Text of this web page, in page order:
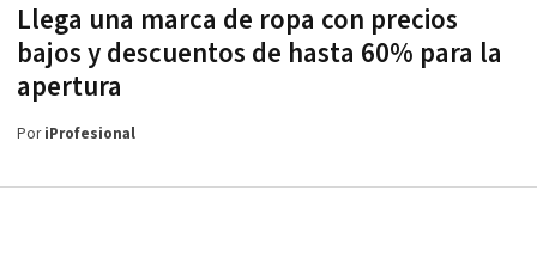
Llega una marca de ropa con precios
bajos y descuentos de hasta 60% para la
apertura
PoriProfesional